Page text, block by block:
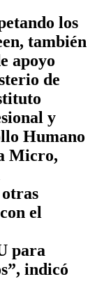
los
también
apoyo
de
y
Humano
Micro,
el
para
indicó